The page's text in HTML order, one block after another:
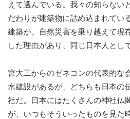
えて選んでいる。我々の知らない
だわりが建築物に詰め込まれてい
建築が、自然災害を乗り越えて現
した理由があり、同じ日本人とし
宮大工からのゼネコンの代表的な
水建設があるが、どちらも日本の
社だ。日本にはたくさんの神社仏
が、いつもそういったものを見た